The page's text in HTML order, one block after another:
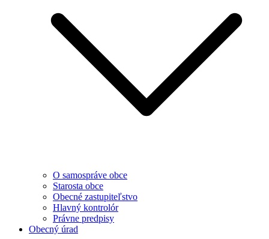
O samospráve obce
Starosta obce
Obecné zastupiteľstvo
Hlavný kontrolór
Právne predpisy
Obecný úrad